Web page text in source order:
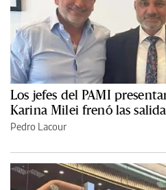
Los jefes del PAMI
Karina Milei frenó las
Pedro Lacour